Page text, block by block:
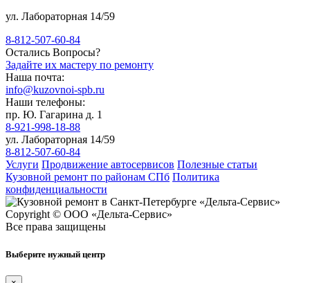
ул. Лабораторная 14/59
8-812-507-60-84
Остались Вопросы?
Задайте их мастеру по ремонту
Наша почта:
info@kuzovnoi-spb.ru
Наши телефоны:
пр. Ю. Гагарина д. 1
8-921-998-18-88
ул. Лабораторная 14/59
8-812-507-60-84
Услуги Продвижение автосервисов Полезные статьи
Кузовной ремонт по районам СПб Политика
конфиденциальности
Copyright © ООО «Дельта-Сервис»
Все права защищены
Выберите нужный центр